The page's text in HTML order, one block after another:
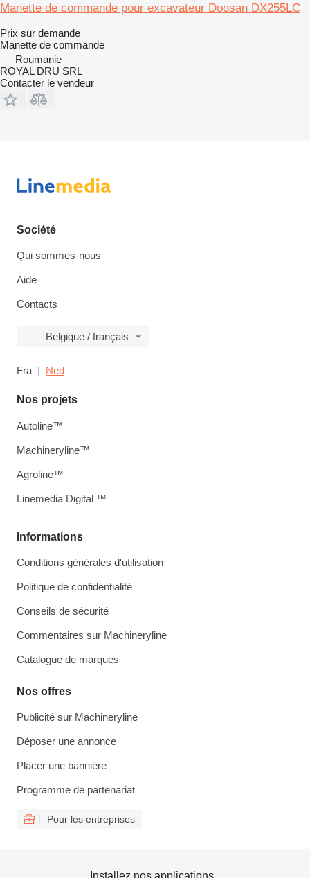
Manette de commande pour excavateur Doosan DX255LC
Prix sur demande
Manette de commande
Roumanie
ROYAL DRU SRL
Contacter le vendeur
Société
Qui sommes-nous
Aide
Contacts
Belgique / français
Fra Ned
Informations
Conditions générales d'utilisation
Politique de confidentialité
Conseils de sécurité
Commentaires sur Machineryline
Catalogue de marques
Nos offres
Publicité sur Machineryline
Déposer une annonce
Placer une bannière
Programme de partenariat
Pour les entreprises
Nos projets
Autoline™
Machineryline™
Agroline™
Linemedia Digital ™